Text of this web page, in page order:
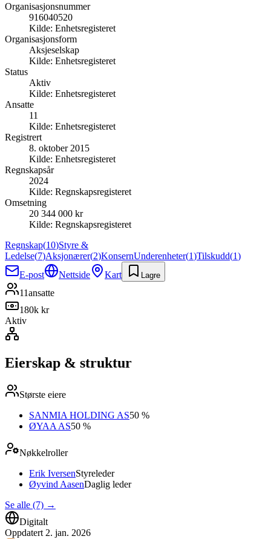
Organisasjonsnummer
916040520
Kilde: Enhetsregisteret
Organisasjonsform
Aksjeselskap
Kilde: Enhetsregisteret
Status
Aktiv
Kilde: Enhetsregisteret
Ansatte
11
Kilde: Enhetsregisteret
Registrert
8. oktober 2015
Kilde: Enhetsregisteret
Regnskapsår
2024
Kilde: Regnskapsregisteret
Omsetning
20 344 000 kr
Kilde: Regnskapsregisteret
Regnskap(10)Styre &
Ledelse(7)Aksjonærer(2)KonsernUnderenheter(1)Tilskudd(1)
E-post
Nettside Kart Lagre
11ansatte
180k kr
Aktiv
Eierskap & struktur
Største eiere
SANMIA HOLDING AS50 %
ØYAA AS50 %
Nøkkelroller
Erik IversenStyreleder
Øyvind AasenDaglig leder
Se alle (7) →
Digitalt
Oppdatert 2. jan. 2026